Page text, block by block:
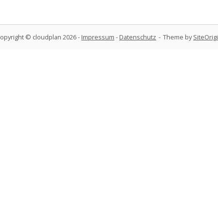
© cloudplan 2026 -Impressum -Datenschutz Theme by